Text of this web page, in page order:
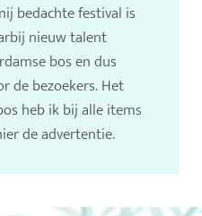
bedachte festival is
nieuw talent
bos en dus
de bezoekers. Het
heb ik bij alle items
de advertentie.